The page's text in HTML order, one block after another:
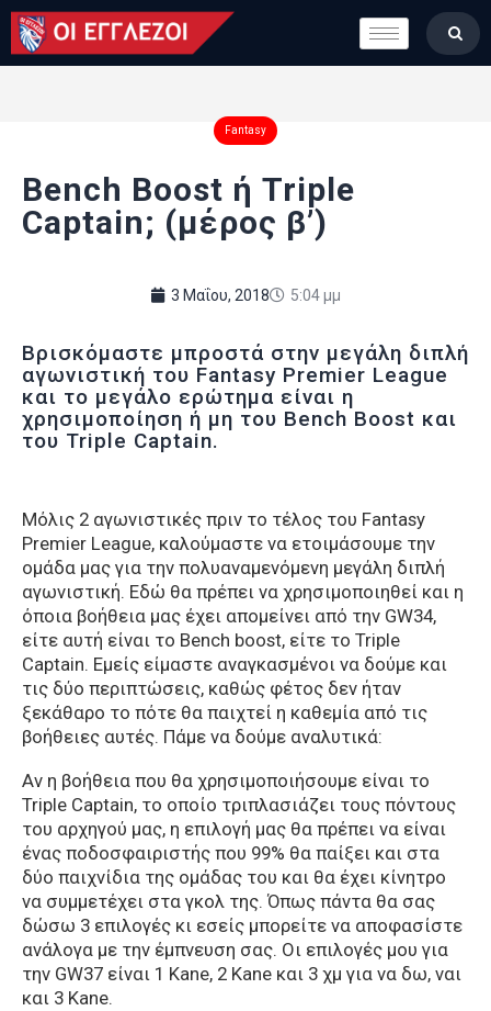
LONDON CALLING
ΚΑΤΗΓΟΡΙΕΣ
ΒΑΘΜΟΛΟΓΙΕΣ
ΟΜΑΔΕΣ
ΠΟΙΟΙ ΕΙΜΑΣΤΕ
Fantasy
Bench Boost ή Triple
Captain; (μέρος β’)
3 Μαΐου, 2018 5:04 μμ
Βρισκόμαστε μπροστά στην μεγάλη διπλή
αγωνιστική του Fantasy Premier League
και το μεγάλο ερώτημα είναι η
χρησιμοποίηση ή μη του Bench Boost και
του Triple Captain.
Μόλις 2 αγωνιστικές πριν το τέλος του Fantasy
Premier League, καλούμαστε να ετοιμάσουμε την
ομάδα μας για την πολυαναμενόμενη μεγάλη διπλή
αγωνιστική. Εδώ θα πρέπει να χρησιμοποιηθεί και η
όποια βοήθεια μας έχει απομείνει από την GW34,
είτε αυτή είναι το Bench boost, είτε το Triple
Captain. Εμείς είμαστε αναγκασμένοι να δούμε και
τις δύο περιπτώσεις, καθώς φέτος δεν ήταν
ξεκάθαρο το πότε θα παιχτεί η καθεμία από τις
βοήθειες αυτές. Πάμε να δούμε αναλυτικά:
Αν η βοήθεια που θα χρησιμοποιήσουμε είναι το
Triple Captain, το οποίο τριπλασιάζει τους πόντους
του αρχηγού μας, η επιλογή μας θα πρέπει να είναι
ένας ποδοσφαιριστής που 99% θα παίξει και στα
δύο παιχνίδια της ομάδας του και θα έχει κίνητρο
να συμμετέχει στα γκολ της. Όπως πάντα θα σας
δώσω 3 επιλογές κι εσείς μπορείτε να αποφασίστε
ανάλογα με την έμπνευση σας. Οι επιλογές μου για
την GW37 είναι 1 Kane, 2 Kane και 3 χμ για να δω, ναι
και 3 Kane.